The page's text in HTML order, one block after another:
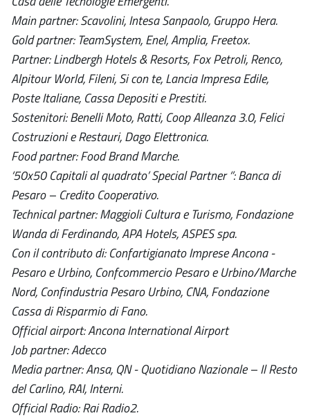
Main partner: Scavolini, Intesa Sanpaolo, Gruppo Hera.
Gold partner: TeamSystem, Enel, Amplia, Freetox.
Partner: Lindbergh Hotels & Resorts, Fox Petroli, Renco,
Alpitour World, Fileni, Si con te, Lancia Impresa Edile,
Poste Italiane, Cassa Depositi e Prestiti.
Sostenitori: Benelli Moto, Ratti, Coop Alleanza 3.0, Felici
Costruzioni e Restauri, Dago Elettronica.
Food partner: Food Brand Marche.
‘50x50 Capitali al quadrato’ Special Partner ‘’: Banca di
Pesaro – Credito Cooperativo.
Technical partner: Maggioli Cultura e Turismo, Fondazione
Wanda di Ferdinando, APA Hotels, ASPES spa.
Con il contributo di: Confartigianato Imprese Ancona -
Pesaro e Urbino, Confcommercio Pesaro e Urbino/Marche
Nord, Confindustria Pesaro Urbino, CNA, Fondazione
Cassa di Risparmio di Fano.
Official airport: Ancona International Airport
Job partner: Adecco
Media partner: Ansa, QN - Quotidiano Nazionale – Il Resto
del Carlino, RAI, Interni.
Official Radio: Rai Radio2.